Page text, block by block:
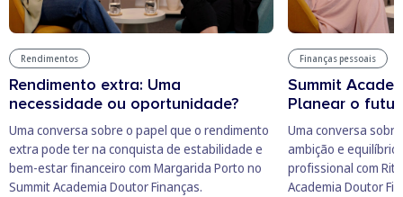
Rendimentos
Rendimento extra: Uma
necessidade ou oportunidade?
Uma conversa sobre o papel que o rendimento
extra pode ter na conquista de estabilidade e
bem-estar financeiro com Margarida Porto no
Summit Academia Doutor Finanças.
Finanças pessoais
Summit
Planear o
Uma conversa
ambição e
profissional com
Academia Doutor